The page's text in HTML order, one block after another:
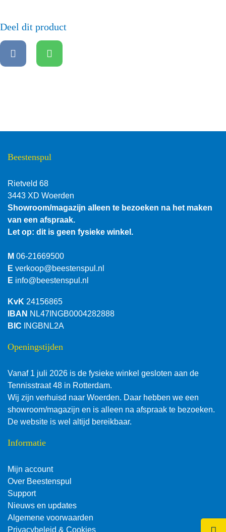
Deel dit product
Beestenspul
Rietveld 68
3443 XD Woerden
Showroom/magazijn alleen te bezoeken na het maken
van een afspraak.
Let op: dit is geen fysieke winkel.
M 06-21669500
E verkoop@beestenspul.nl
E info@beestenspul.nl
KvK 24156865
IBAN NL47INGB0004282888
BIC INGBNL2A
Openingstijden
Vanaf 1 juli 2026 is de fysieke winkel gesloten aan de
Tennisstraat 48 in Rotterdam.
Wij zijn verhuisd naar Woerden. Daar hebben we een
showroom/magazijn en is alleen na afspraak te bezoeken.
De website is wel altijd bereikbaar.
Informatie
Mijn account
Over Beestenspul
Support
Nieuws en updates
Algemene voorwaarden
Privacybeleid & Cookies